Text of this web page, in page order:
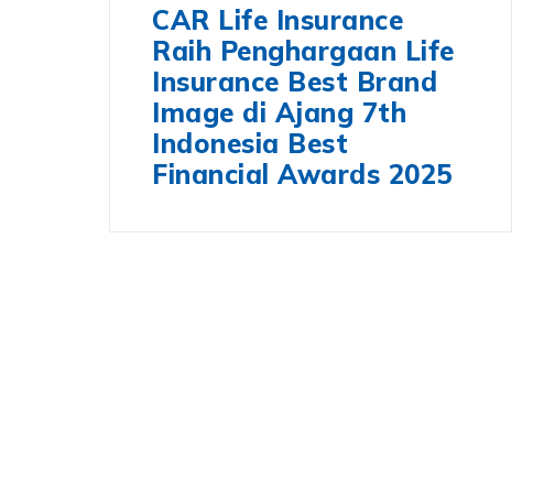
CAR Life Insurance
Raih Penghargaan Life
Insurance Best Brand
Image di Ajang 7th
Indonesia Best
Financial Awards 2025